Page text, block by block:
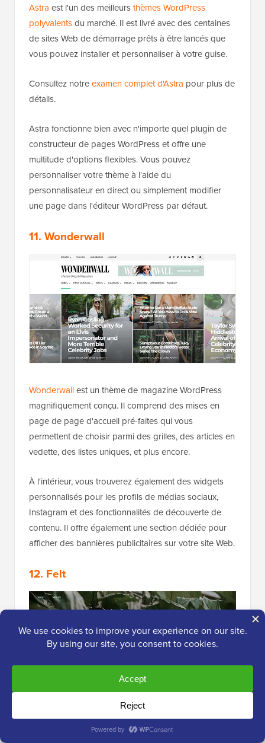
Astra est l'un des meilleursthèmes WordPress
polyvalentsdu marché. Il est livré avec des centaines
de sites Web de démarrage prêts à être lancés que
vous pouvez installer et personnaliser à votre guise.
Consultez notreexamen complet d'Astra pour plus de
détails.
Astra fonctionne bien avec n'importe quel plugin de
constructeur de pages WordPress et offre une
multitude d'options flexibles. Vous pouvez
personnaliser votre thème à l'aide du
personnalisateur en direct ou simplement modifier
une page dans l'éditeur WordPress par défaut.
11. Wonderwall
Wonderwallest un thème de magazine WordPress
magnifiquement conçu. Il comprend des mises en
page de page d'accueil pré-faites qui vous
permettent de choisir parmi des grilles, des articles en
vedette, des listes uniques, et plus encore.
À l'intérieur, vous trouverez également des widgets
personnalisés pour les profils de médias sociaux,
Instagram et des fonctionnalités de découverte de
contenu. Il offre également une section dédiée pour
afficher des bannières publicitaires sur votre site Web.
12. Felt
est un thème de magazine WordPress élégant